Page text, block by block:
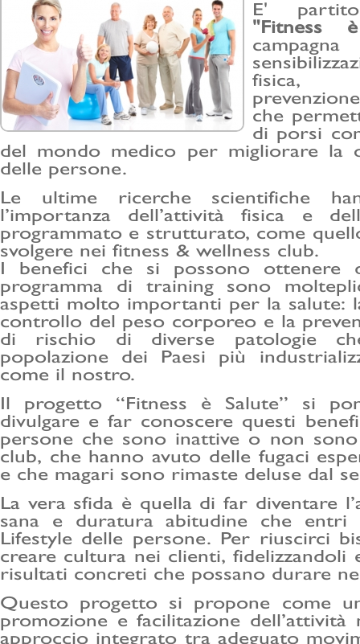
E'
"Fitness
fisica,
che
di porsi
del mondo medico per migliorare la
delle persone.
Le ultime ricerche scientifiche
l’importanza dell’attività fisica e
programmato e strutturato, come
svolgere nei fitness & wellness club.
I benefici che si possono ottenere
programma di training sono
aspetti molto importanti per la salute:
controllo del peso corporeo e la
di rischio di diverse patologie
popolazione dei Paesi più
come il nostro.
Il progetto “Fitness è Salute” si
divulgare e far conoscere questi
persone che sono inattive o non
club, che hanno avuto delle fugaci
e che magari sono rimaste deluse dal
La vera sfida è quella di far diventare
sana e duratura abitudine che
Lifestyle delle persone. Per riuscirci
creare cultura nei clienti, fidelizzandoli
risultati concreti che possano durare
Questo progetto si propone come
promozione e facilitazione
approccio integrato tra adeguato